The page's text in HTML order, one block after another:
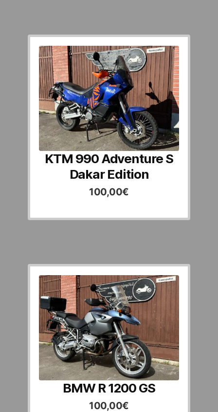
KTM 990 Adventure S
Dakar Edition
100,00€
BMW R 1200 GS
100,00€